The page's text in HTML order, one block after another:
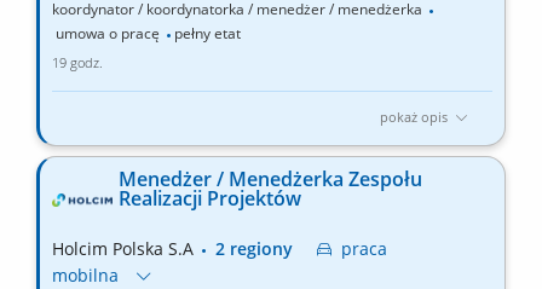
koordynator / koordynatorka / menedżer / menedżerka
umowa o pracę
pełny etat
19 godz.
pokaż opis
Zakres obowiązków: Zarządzanie zespołem odpowiedzialnym za
strategię komercyjną, zakupy inwestycyjne i kontraktowanie.
Tworzenie strategii zakupowych i modeli kontraktowania dla
strategicznych projektów inwestycyjnych. Prowadzenie analiz
Menedżer / Menedżerka Zespołu
Realizacji Projektów
Holcim Polska S.A
praca
mobilna